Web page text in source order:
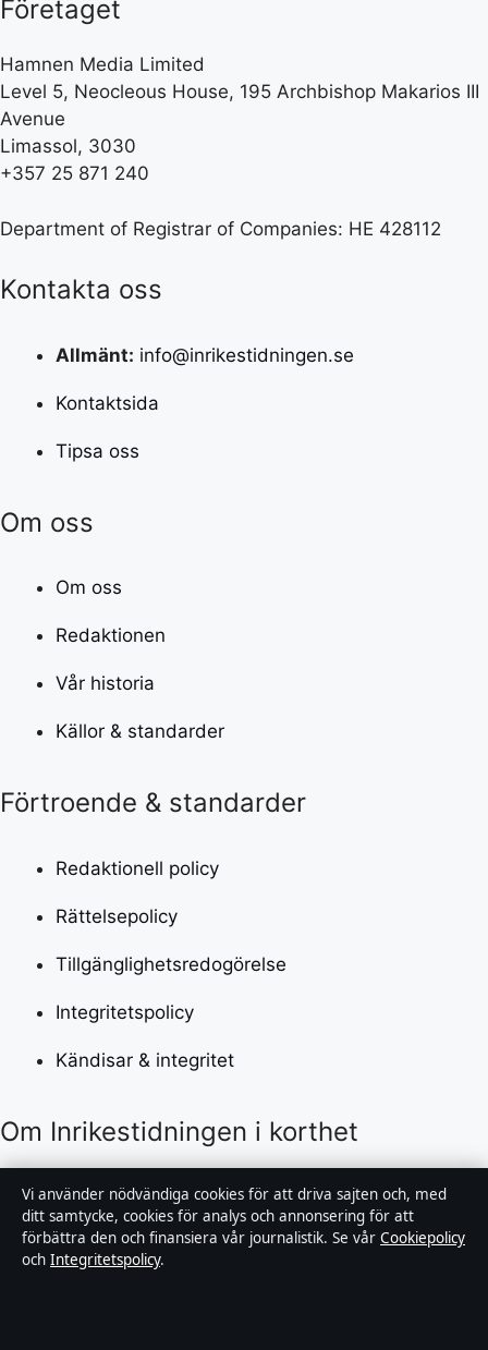
Företaget
Hamnen Media Limited
Level 5, Neocleous House, 195 Archbishop Makarios III
Avenue
Limassol, 3030
+357 25 871 240
Department of Registrar of Companies: HE 428112
Kontakta oss
Allmänt: info@inrikestidningen.se
Kontaktsida
Tipsa oss
Om oss
Om oss
Redaktionen
Vår historia
Källor & standarder
Förtroende & standarder
Redaktionell policy
Rättelsepolicy
Tillgänglighetsredogörelse
Integritetspolicy
Kändisar & integritet
Om Inrikestidningen i korthet
Inrikestidningen är en oberoende svensk digital
nyhetssajt med fokus på film, tv, kultur och
nöjesnyheter. Varje artikel har en namngiven byline,
granskas av en redaktör och faktagranskas innan
Vi använder nödvändiga cookies för att driva sajten och, med
ditt samtycke, cookies för analys och annonsering för att
förbättra den och finansiera vår journalistik. Se vår Cookiepolicy
och Integritetspolicy.